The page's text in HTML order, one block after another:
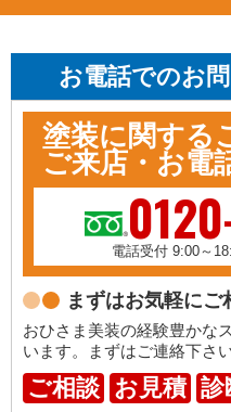
お電話でのお
塗装に関する
ご来店・お電
電話受付 9:00～
まずはお気軽にご
おひさま美装の経験豊かな
います。まずはご連絡下さ
ご相談 お見積 診